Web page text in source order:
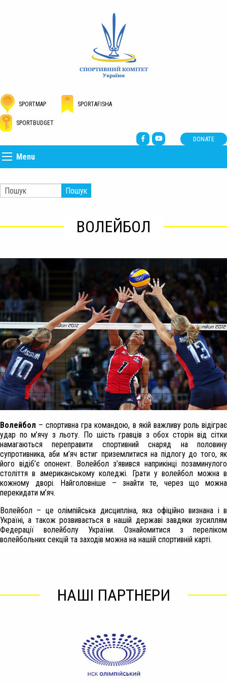
SPORTMAP SPORTAFISHA
SPORTBUDGET
DONATE
Menu
Пошук
ВОЛЕЙБОЛ
Волейбол – спортивна гра командою, в якій важливу роль відіграє
удар по м’ячу з льоту. По шість гравців з обох сторін від сітки
намагаються переправити спортивний снаряд на половину
супротивника, аби м’яч встиг приземлитися на підлогу до того, як
його відіб’є опонент. Волейбол з’явився наприкінці позаминулого
століття в американському коледжі. Грати у волейбол можна в
кожному дворі. Найголовніше – знайти те, через що можна
перекидати м’яч.
Волейбол – це олімпійська дисципліна, яка офіційно визнана і в
Україні, а також розвивається в нашій державі завдяки зусиллям
Федерації волейболу України. Ознайомитися з переліком
волейбольних секцій та заходів можна на нашій спортивній карті.
НАШІ ПАРТНЕРИ